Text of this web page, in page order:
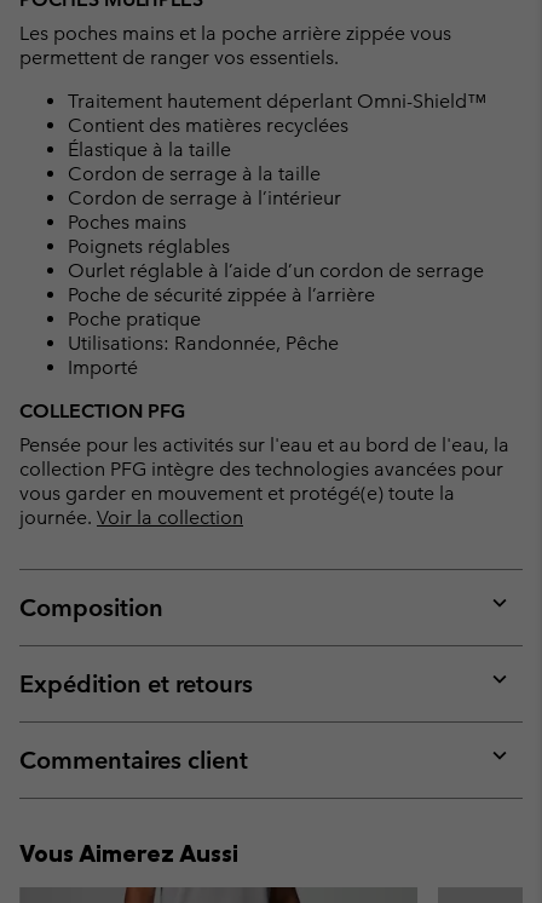
Les poches mains et la poche arrière zippée vous
permettent de ranger vos essentiels.
Traitement hautement déperlant Omni-Shield™
Contient des matières recyclées
Élastique à la taille
Cordon de serrage à la taille
Cordon de serrage à l’intérieur
Poches mains
Poignets réglables
Ourlet réglable à l’aide d’un cordon de serrage
Poche de sécurité zippée à l’arrière
Poche pratique
Utilisations: Randonnée, Pêche
Importé
COLLECTION PFG
Pensée pour les activités sur l'eau et au bord de l'eau, la
collection PFG intègre des technologies avancées pour
vous garder en mouvement et protégé(e) toute la
journée. Voir la collection
Composition
or
Expédition et retours
or
Commentaires client
or
Vous Aimerez Aussi